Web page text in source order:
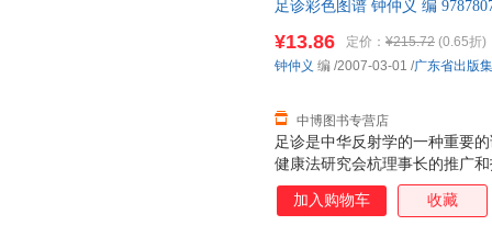
足诊彩色图谱 钟仲义 编
足诊是中华反射学的一种重要
健康法研究会杭理事长的推广
健康人群的喜爱，并且足诊又
方法。特别是通过近年来的临
¥13.86 定价： ¥215.72 (0.65折)
中博图书专营店
钟仲义 编 /2007-03-01 /广东省出版
加入购物车 收藏